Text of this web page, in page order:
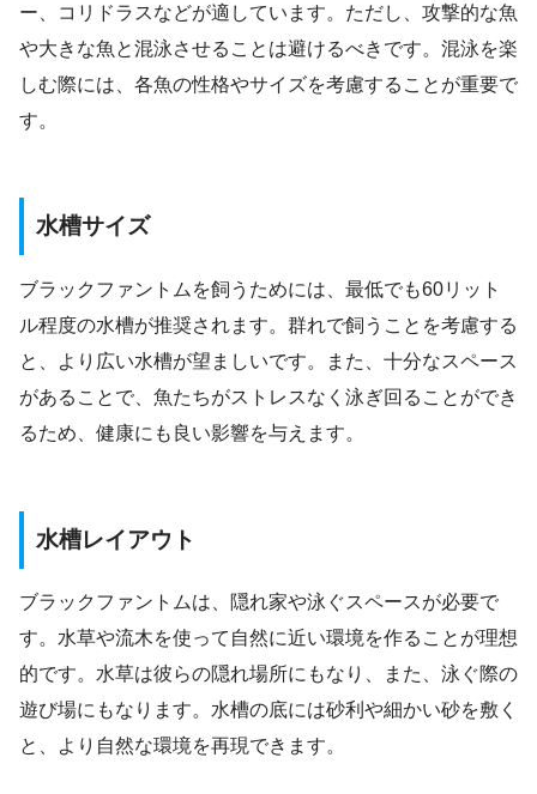
ー、コリドラスなどが適しています。ただし、攻撃的な魚
や大きな魚と混泳させることは避けるべきです。混泳を楽
しむ際には、各魚の性格やサイズを考慮することが重要で
す。
水槽サイズ
ブラックファントムを飼うためには、最低でも60リット
ル程度の水槽が推奨されます。群れで飼うことを考慮する
と、より広い水槽が望ましいです。また、十分なスペース
があることで、魚たちがストレスなく泳ぎ回ることができ
るため、健康にも良い影響を与えます。
水槽レイアウト
ブラックファントムは、隠れ家や泳ぐスペースが必要で
す。水草や流木を使って自然に近い環境を作ることが理想
的です。水草は彼らの隠れ場所にもなり、また、泳ぐ際の
遊び場にもなります。水槽の底には砂利や細かい砂を敷く
と、より自然な環境を再現できます。